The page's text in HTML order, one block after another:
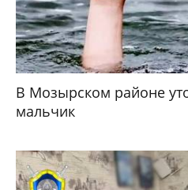
В Мозырском районе
мальчик